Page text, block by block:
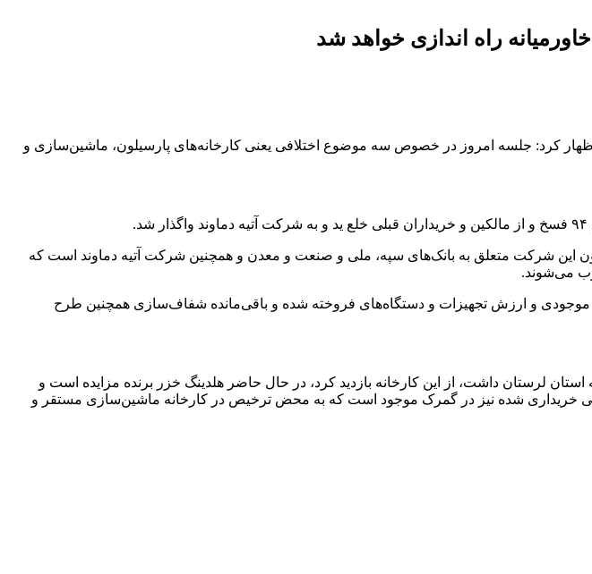
کرد: جلسه امروز در خصوص سه موضوع اختلافی یعنی کارخانه‌های پارسیلون، ماشین‌سازی و
پارسیلون، بیان داشت: عمده دیون این شرکت متعلق به بانک‌های سپه، ملی و صنعت و معدن و همچنین شرکت آتیه دماوند است که
می‌شوند.
و ارزش تجهیزات و دستگاه‌های فروخته شده و باقی‌مانده شفاف‌سازی همچنین طرح
لرستان داشت، از این کارخانه بازدید کرد، در حال حاضر هلدینگ خزر برنده مزایده است و
خریداری شده نیز در گمرک موجود است که به محض ترخیص در کارخانه ماشین‌سازی مستقر و